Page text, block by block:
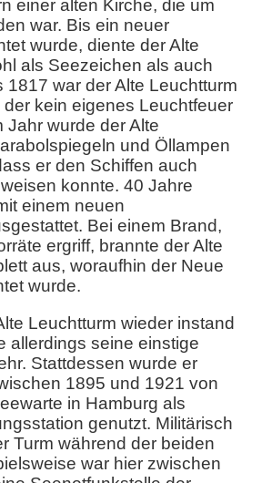
einer alten Kirche, die um
war. Bis ein neuer
wurde, diente der Alte
als Seezeichen als auch
1817 war der Alte Leuchtturm
kein eigenes Leuchtfeuer
Jahr wurde der Alte
und Öllampen
er den Schiffen auch
konnte. 40 Jahre
einem neuen
Bei einem Brand,
ergriff, brannte der Alte
aus, woraufhin der Neue
wurde.
Leuchtturm wieder instand
allerdings seine einstige
Stattdessen wurde er
1895 und 1921 von
in Hamburg als
genutzt. Militärisch
Turm während der beiden
war hier zwischen